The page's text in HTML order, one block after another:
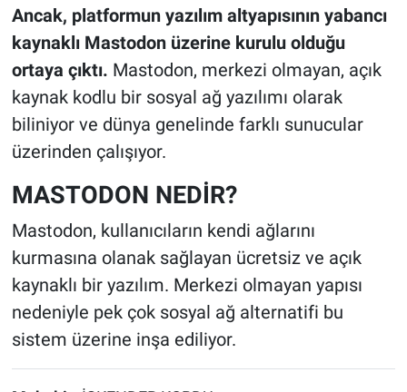
Ancak, platformun yazılım altyapısının yabancı
kaynaklı Mastodon üzerine kurulu olduğu
ortaya çıktı. Mastodon, merkezi olmayan, açık
kaynak kodlu bir sosyal ağ yazılımı olarak
biliniyor ve dünya genelinde farklı sunucular
üzerinden çalışıyor.
MASTODON NEDİR?
Mastodon, kullanıcıların kendi ağlarını
kurmasına olanak sağlayan ücretsiz ve açık
kaynaklı bir yazılım. Merkezi olmayan yapısı
nedeniyle pek çok sosyal ağ alternatifi bu
sistem üzerine inşa ediliyor.